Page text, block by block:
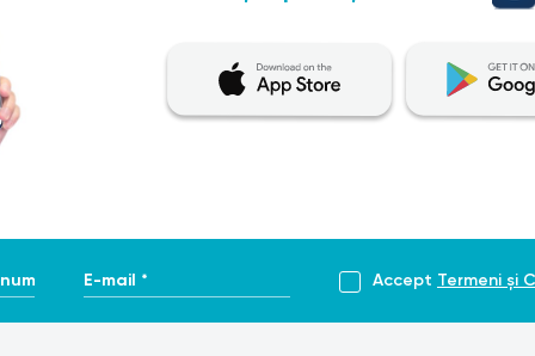
ultrasound-1
* E-mail * Accept Termeni și